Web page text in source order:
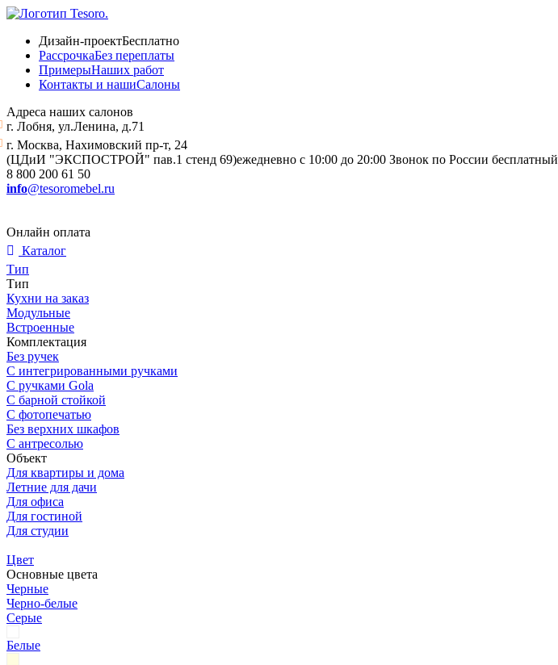
Дизайн-проектБесплатно
РассрочкаБез переплаты
ПримерыНаших работ
Контакты и нашиСалоны
Адреса наших салонов
г. Лобня, ул.Ленина, д.71
г. Москва, Нахимовский пр-т, 24
(ЦДиИ "ЭКСПОСТРОЙ" пав.1 стенд 69)ежедневно с 10:00 до 20:00 Звонок по России бесплатный
8 800 200 61 50
info@tesoromebel.ru
Онлайн оплата
Каталог
Тип
Тип
Кухни на заказ
Модульные
Встроенные
Комплектация
Без ручек
С интегрированными ручками
С ручками Gola
С барной стойкой
С фотопечатью
Без верхних шкафов
С антресолью
Объект
Для квартиры и дома
Летние для дачи
Для офиса
Для гостиной
Для студии
Цвет
Основные цвета
Черные
Черно-белые
Серые
Белые